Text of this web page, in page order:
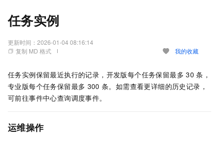
任务实例
更新时间： 2026-01-04 08:16:14
复制 MD 格式
我的收藏
任务实例保留最近执行的记录，开发版每个任务保留最多 30 条，
专业版每个任务保留最多 300 条。如需查看更详细的历史记录，
可前往事件中心查询调度事件。
运维操作